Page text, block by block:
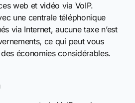
web et vidéo via VoIP.
une centrale téléphonique
via Internet, aucune taxe n’est
ce qui peut vous
économies considérables.